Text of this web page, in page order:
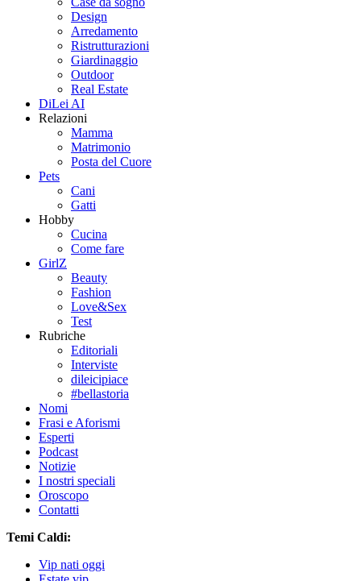
Design
Arredamento
Ristrutturazioni
Giardinaggio
Outdoor
Real Estate
DiLei AI
Relazioni
Mamma
Matrimonio
Posta del Cuore
Pets
Cani
Gatti
Hobby
Cucina
Come fare
GirlZ
Beauty
Fashion
Love&Sex
Test
Rubriche
Editoriali
Interviste
dileicipiace
#bellastoria
Nomi
Frasi e Aforismi
Esperti
Podcast
Notizie
I nostri speciali
Oroscopo
Contatti
Temi Caldi:
Vip nati oggi